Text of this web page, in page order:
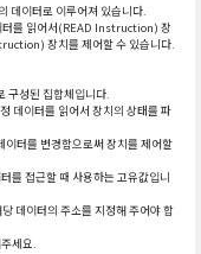
데이터로 이루어져 있습니다.
를 읽어서(READ Instruction) 장
장치를 제어할 수 있습니다.
구성된 집합체입니다.
데이터를 읽어서 장치의 상태를 파
터를 변경함으로써 장치를 제어할
접근할 때 사용하는 고유값입니
데이터의 주소를 지정해 주어야 합
세요.